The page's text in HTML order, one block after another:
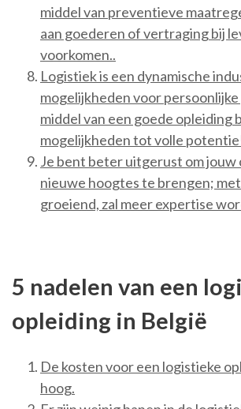
middel van preventieve
aan goederen of vertraging bij
voorkomen..
Logistiek is een dynamische
mogelijkheden voor
middel van een goede opleiding
mogelijkheden tot volle
Je bent beter uitgerust om jouw
nieuwe hoogtes te brengen;
groeiend, zal meer expertise
5 nadelen van een
opleiding in België
De kosten voor een logistieke
hoog.